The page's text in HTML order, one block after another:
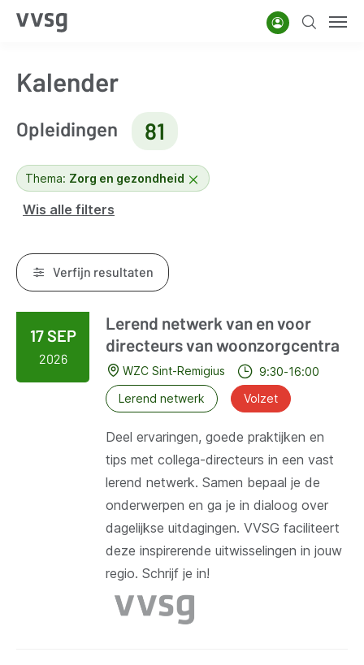
Overslaan
gaan
AccountZoeken
Kalender
Opleidingen 81
Thema: Zorg en gezondheid
Wis alle filters
Verfijn resultaten
Resultaten
17 SEP
2026
Lerend netwerk van en voor
directeurs van woonzorgcentra
WZC Sint-Remigius
9:30-16:00
Lerend netwerk
Volzet
Deel ervaringen, goede praktijken en
tips met collega-directeurs in een vast
lerend netwerk. Samen bepaal je de
onderwerpen en ga je in dialoog over
dagelijkse uitdagingen. VVSG faciliteert
deze inspirerende uitwisselingen in jouw
regio. Schrijf je in!